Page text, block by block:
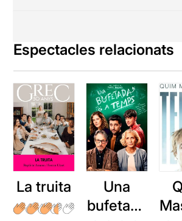
Espectacles relacionats
La truita
Una
bufetada